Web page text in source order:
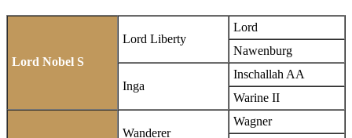
Lord Nobel S
Lord Liberty
Lord
Nawenburg
Inga
Inschallah AA
Warine II
Wanderer
Wagner